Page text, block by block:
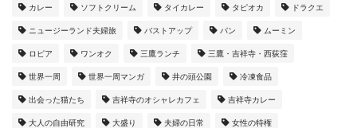
カレー ソフトクリーム タイカレー タピオカ ドラクエ
ニュージーランド夫婦旅 バストアップ パン ムーミン
ロピア ワンオク 三鷹ランチ 三鷹・吉祥寺・西荻窪
世界一周 世界一周マンガ 井の頭公園 冷凍食品
出会った猫たち 吉祥寺のオシャレカフェ 吉祥寺カレー
大人の自由研究 大盛り 夫婦の日常 女性の特権